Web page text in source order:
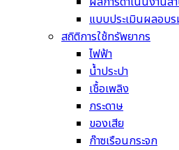
แบบประเมินผลอบ
สถิติการใช้ทรัพยากร
ไฟฟ้า
น้ำประปา
เชื้อเพลิง
กระดาษ
ของเสีย
ก๊าซเรือนกระจก